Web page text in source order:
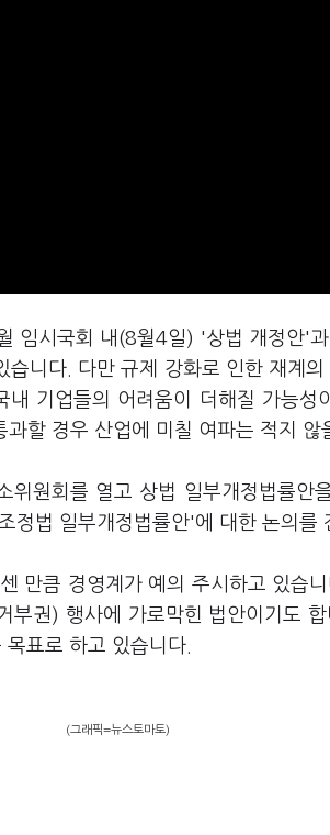
임시국회 내(8월4일) '상법 개정안'
니다. 다만 규제 강화로 인한 재계의
기업들의 어려움이 더해질 가능성
할 경우 산업에 미칠 여파는 적지 않
원회를 열고 상법 일부개정법률안
정법 일부개정법률안'에 대한 논의를
만큼 경영계가 예의 주시하고 있습
부권) 행사에 가로막힌 법안이기도
표로 하고 있습니다.
(그래픽=뉴스토마토)